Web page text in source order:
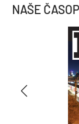
NAŠE